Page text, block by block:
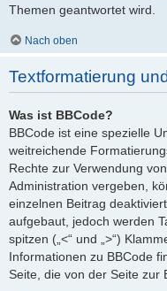
Themen geantwortet wird.
Nach oben
Textformatierung
Was ist BBCode?
BBCode ist eine spezielle
weitreichende
Rechte zur Verwendung
Administration vergeben,
einzelnen Beitrag
aufgebaut, jedoch werden
spitzen („<“ und „>“)
Informationen zu BBCode
Seite, die von der Seite zur